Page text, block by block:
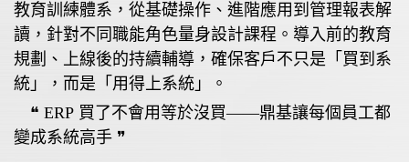
教育訓練體系，從基礎操作、進階應用到管理報表解
讀，針對不同職能角色量身設計課程。導入前的教育
規劃、上線後的持續輔導，確保客戶不只是「買到系
統」，而是「用得上系統」。
❝ ERP 買了不會用等於沒買——鼎基讓每個員工都
變成系統高手 ❞